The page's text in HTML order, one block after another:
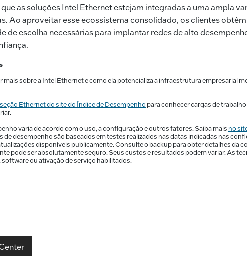
as soluções Intel Ethernet estejam integradas a uma ampla
Ao aproveitar esse ecossistema consolidado, os clientes
de escolha necessárias para implantar redes de alto
mais sobre a Intel Ethernet e como ela potencializa a infraestrutura empresarial
seção Ethernet do site do Índice de Desempenhopara conhecer cargas de
varia de acordo com o uso, a configuração e outros fatores. Saiba mais no
de desempenho são baseados em testes realizados nas datas indicadas nas
disponíveis publicamente. Consulte o backup para obter detalhes da
pode ser absolutamente seguro. Seus custos e resultados podem variar. As
software ou ativação de serviço habilitados.